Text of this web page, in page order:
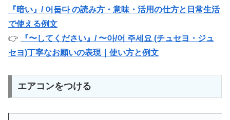
『暗い』/ 어둡다 の読み方・意味・活用の仕方と日常生活
で使える例文
👉
『〜してください』/ 〜아/어 주세요 (チュセヨ・ジュ
セヨ)丁寧なお願いの表現｜使い方と例文
エアコンをつける